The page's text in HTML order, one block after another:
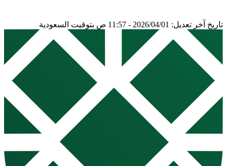
تاريخ آخر تعديل: 2026/04/01 - 11:57 ص بتوقيت السعودية